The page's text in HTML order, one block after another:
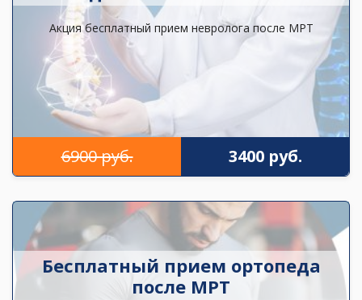
Акция бесплатный прием невролога после МРТ
6900 руб. 3400 руб.
Бесплатный прием ортопеда
после МРТ